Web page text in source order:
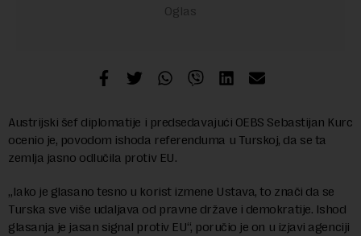
Austrijski šef diplomatije i predsedavajući OEBS Sebastijan Kurc
ocenio je, povodom ishoda referenduma u Turskoj, da se ta
zemlja jasno odlučila protiv EU.
„Iako je glasano tesno u korist izmene Ustava, to znači da se
Turska sve više udaljava od pravne države i demokratije. Ishod
glasanja je jasan signal protiv EU“, poručio je on u izjavi agenciji